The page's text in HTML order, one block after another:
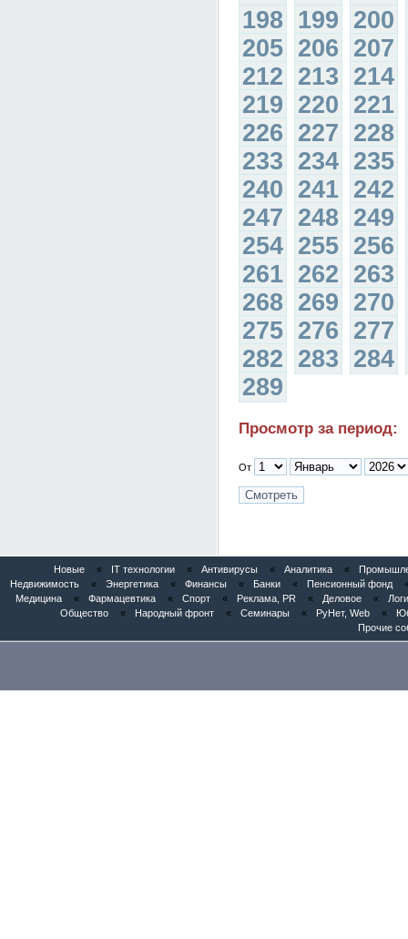
198 199 200
205 206 207
212 213 214
219 220 221
226 227 228
233 234 235
240 241 242
247 248 249
254 255 256
261 262 263
268 269 270
275 276 277
282 283 284
289
Просмотр за период:
От
Новые « IT технологии « Антивирусы « Аналитика «
Недвижимость
« Энергетика « Финансы « Банки « Пенсионный фонд
Медицина
« Фармацевтика « Спорт « Реклама, PR « Деловое «
Общество
« Народный фронт « Семинары « РуНет, Web «
Прочие